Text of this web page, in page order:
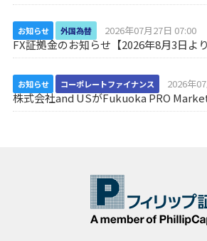
お知らせ 外国為替 2026年07月27日 07:00
FX証拠金のお知らせ【2026年8月3日より
お知らせ コーポレートファイナンス 2026年
株式会社and USがFukuoka PRO